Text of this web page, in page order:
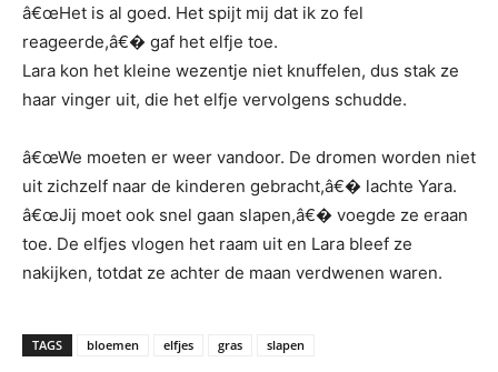
â€œHet is al goed. Het spijt mij dat ik zo fel
reageerde,â€� gaf het elfje toe.
Lara kon het kleine wezentje niet knuffelen, dus stak ze
haar vinger uit, die het elfje vervolgens schudde.
â€œWe moeten er weer vandoor. De dromen worden niet
uit zichzelf naar de kinderen gebracht,â€� lachte Yara.
â€œJij moet ook snel gaan slapen,â€� voegde ze eraan
toe. De elfjes vlogen het raam uit en Lara bleef ze
nakijken, totdat ze achter de maan verdwenen waren.
TAGS bloemen elfjes gras slapen